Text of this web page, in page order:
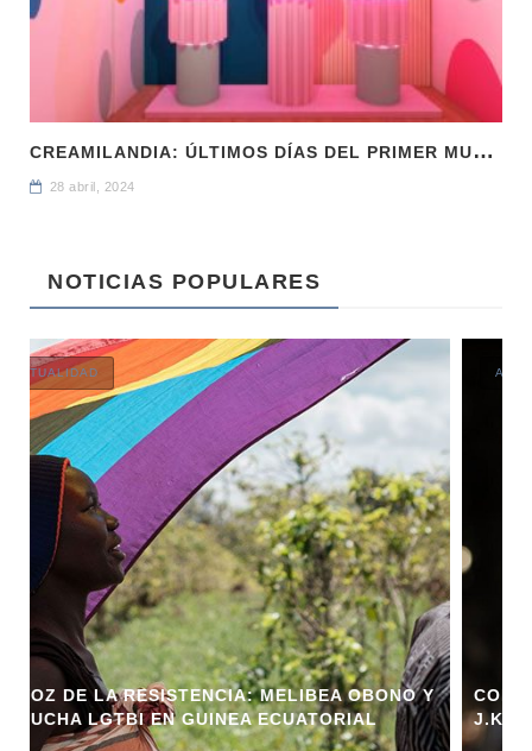
C
REAMILANDIA: ÚLTIMOS DÍAS DEL PRIMER MUSEO DEL HELADO
28 abril, 2024
NOTICIAS POPULARES
OBONO Y
ACTUALIDAD
CONFLICTOS Y LEYES: LA
J.K. ROWLING Y LA NUEVA LEY EN